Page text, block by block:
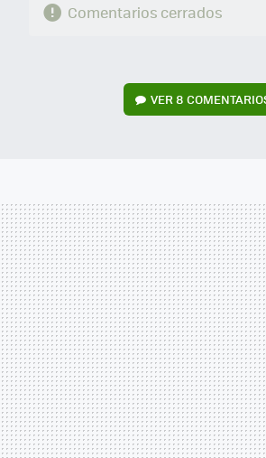
Comentarios cerrados
VER8